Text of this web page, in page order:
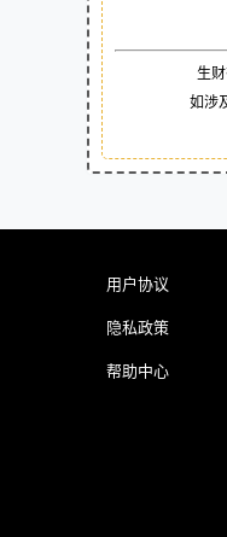
生
如涉
用户协议
隐私政策
帮助中心